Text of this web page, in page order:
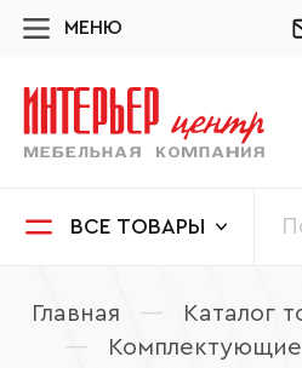
МЕНЮ
ВСЕ ТОВАРЫ
Главная — Каталог
—